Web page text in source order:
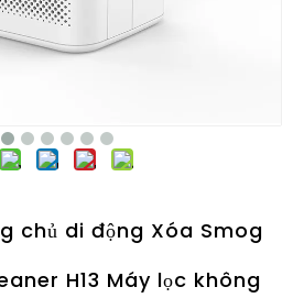
chủ di động Xóa Smog
H13 Máy lọc không